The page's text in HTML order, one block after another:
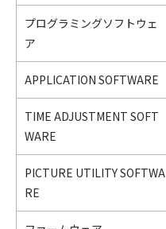
プログラミングソフトウェ
ア
APPLICATION SOFTWARE
TIME ADJUSTMENT SOFT
WARE
PICTURE UTILITY SOFTWA
RE